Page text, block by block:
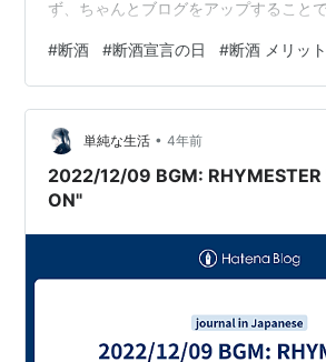
ず、ちゃんとブログをアップすること
分！！！
#断酒 #断酒宣言の日 #断酒 メリット
単純な生活 • 4年前
2022/12/09 BGM: RHYMESTER
ON"